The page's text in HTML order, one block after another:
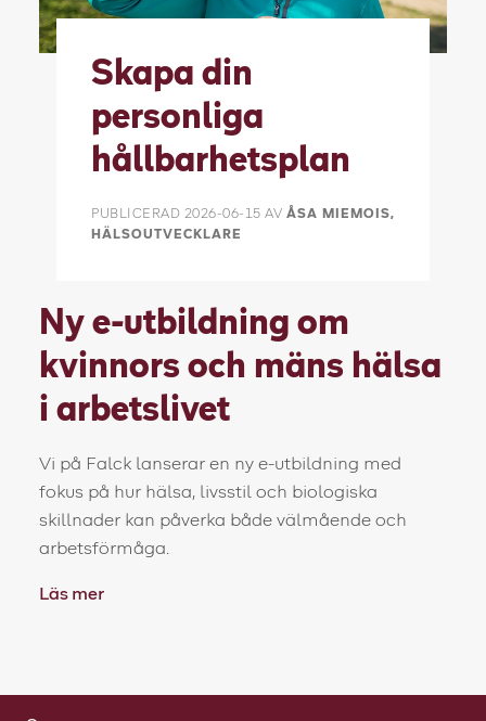
Skapa din
personliga
hållbarhetsplan
PUBLICERAD 2026-06-15 AV ÅSA MIEMOIS,
HÄLSOUTVECKLARE
Ny e-utbildning om
kvinnors och mäns hälsa
i arbetslivet
Vi på Falck lanserar en ny e-utbildning med
fokus på hur hälsa, livsstil och biologiska
skillnader kan påverka både välmående och
arbetsförmåga.
Läs mer